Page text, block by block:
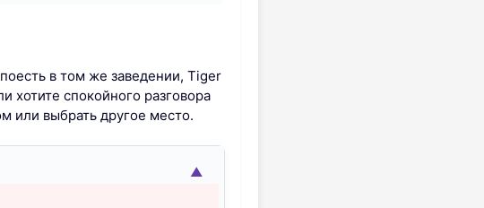
в том же заведении, Tiger
хотите спокойного разговора
или выбрать другое место.
▲